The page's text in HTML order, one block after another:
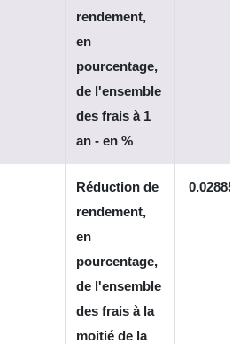
rendement,
en
pourcentage,
de l'ensemble
des frais à 1
an - en %
Réduction de
rendement,
en
pourcentage,
de l'ensemble
des frais à la
moitié de la
0.0288574